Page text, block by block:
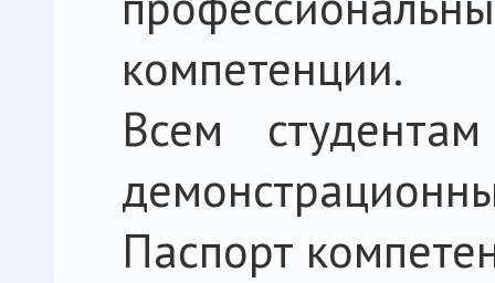
компетенции.
Всем
Паспорт